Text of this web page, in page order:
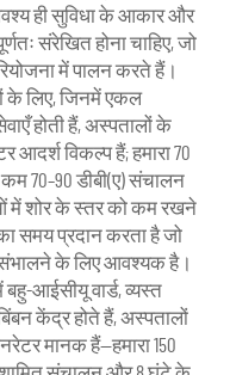
ही सुविधा के आकार और
संरेखित होना चाहिए, जो
में पालन करते हैं।
के लिए, जिनमें एकल
होती हैं, अस्पतालों के
विकल्प हैं; हमारा 70
70–90 डीबी(ए) संचालन
में शोर के स्तर को कम रखने
समय प्रदान करता है जो
संभालने के लिए आवश्यक है।
आईसीयू वार्ड, व्यस्त
केंद्र होते हैं, अस्पतालों
मानक हैं—हमारा 150